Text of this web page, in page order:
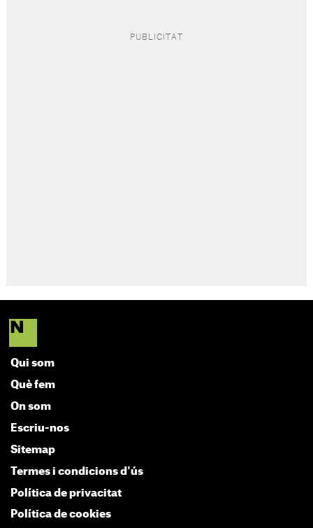
Qui som
Què fem
On som
Escriu-nos
Sitemap
Termes i condicions d'ús
Política de privacitat
Política de cookies